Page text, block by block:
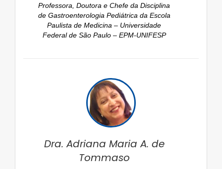
Professora, Doutora e Chefe da Disciplina
de Gastroenterologia Pediátrica da Escola
Paulista de Medicina – Universidade
Federal de São Paulo – EPM-UNIFESP
Dra. Adriana Maria A. de
Tommaso